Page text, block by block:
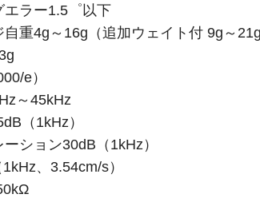
ラー1.5゜以下
重4g～16g（追加ウェイト付 9g～21g
e）
～45kHz
（1kHz）
ション30dB（1kHz）
、3.54cm/s）